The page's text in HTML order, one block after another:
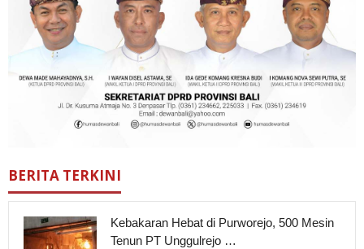
BERITA TERKINI
Kebakaran Hebat di Purworejo, 500 Mesin
Tenun PT Unggulrejo …